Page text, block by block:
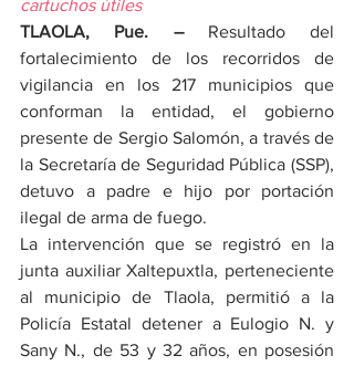
cartuchos útiles
TLAOLA, Pue. – Resultado del
fortalecimiento de los recorridos de
vigilancia en los 217 municipios que
conforman la entidad, el gobierno
presente de Sergio Salomón, a través de
la Secretaría de Seguridad Pública (SSP),
detuvo a padre e hijo por portación
ilegal de arma de fuego.
La intervención que se registró en la
junta auxiliar Xaltepuxtla, perteneciente
al municipio de Tlaola, permitió a la
Policía Estatal detener a Eulogio N. y
Sany N., de 53 y 32 años, en posesión